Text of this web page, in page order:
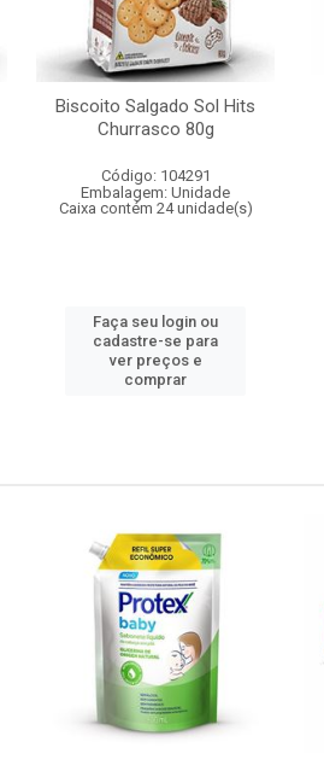
Biscoito Salgado Sol Hits
Churrasco 80g
Código: 104291
Embalagem: Unidade
Caixa contém 24 unidade(s)
Faça seu login ou
cadastre-se para
ver preços e
comprar